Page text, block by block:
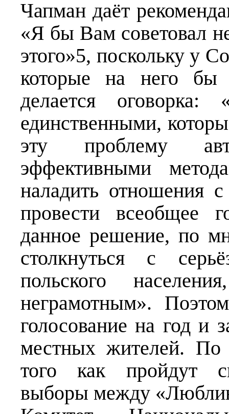
Чапман даёт
«Я бы Вам советовал
этого»5, поскольку у
которые на него
делается оговорка:
единственными,
эту проблему
эффективными
наладить отношения
провести всеобщее
данное решение, по
столкнуться с
польского
неграмотным».
голосование на год и
местных жителей.
того как пройдут
выборы между